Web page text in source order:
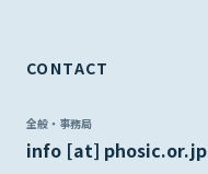
CONTACT
全般・事務局
info [at] phosic.or.jp